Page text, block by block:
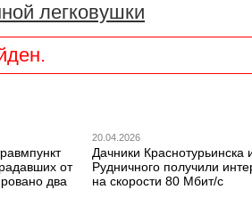
легковушки
от
два
20.04.2026
Дачники Краснотурьинска
Рудничного получили
на скорости 80 Мбит/с